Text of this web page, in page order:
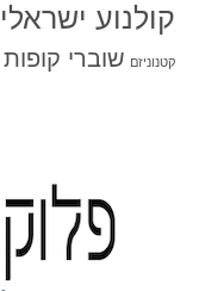
קולנוע ישראלי
קטנוניזם שוברי קופות